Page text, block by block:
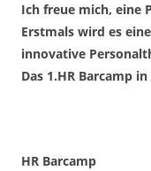
Ich freue mich, eine
Erstmals wird es
innovative
Das 1.HR Barcamp
HR Barcamp